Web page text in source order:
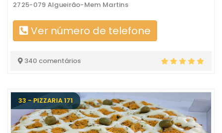
2725-079 Algueirão-Mem Martins
Ver número de telefone
340 comentários
33 - PIZZARIA 171